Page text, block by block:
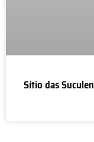
Sítio das